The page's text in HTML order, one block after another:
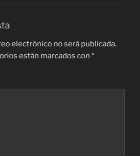
electrónico no será publicada.
están marcados con *